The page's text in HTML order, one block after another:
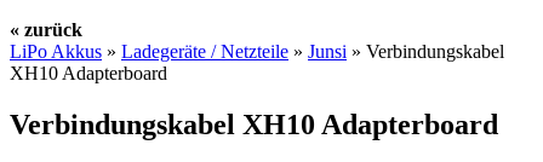
« zurück
LiPo Akkus » Ladegeräte / Netzteile » Junsi » Verbindungskabel
XH10 Adapterboard
Verbindungskabel XH10 Adapterboard